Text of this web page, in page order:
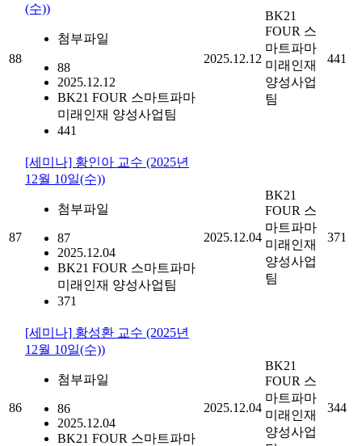
88
(수))
첨부파일
88
2025.12.12
BK21 FOUR 스마트파마
미래인재 양성사업팀
441
2025.12.12
BK21
FOUR 스
마트파마
미래인재
양성사업
팀
441
87
[세미나] 황인아 교수 (2025년
12월 10일(수))
첨부파일
87
2025.12.04
BK21 FOUR 스마트파마
미래인재 양성사업팀
371
2025.12.04
BK21
FOUR 스
마트파마
미래인재
양성사업
팀
371
86
[세미나] 황성환 교수 (2025년
12월 10일(수))
첨부파일
86
2025.12.04
BK21 FOUR 스마트파마
2025.12.04
BK21
FOUR 스
마트파마
미래인재
양성사업
344